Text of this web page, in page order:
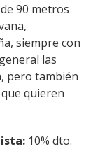
90 metros
siempre con
las
pero también
quieren
10% dto.